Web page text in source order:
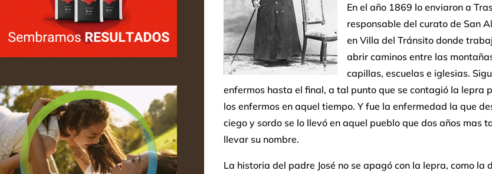
En el año 1869 lo enviaron a
responsable del curato de San
en Villa del Tránsito donde
abrir caminos entre las
capillas, escuelas e iglesias.
enfermos hasta el final, a tal punto que se contagió la lepra
los enfermos en aquel tiempo. Y fue la enfermedad la que
ciego y sordo se lo llevó en aquel pueblo que dos años mas
llevar su nombre.
La historia del padre José no se apagó con la lepra, como la